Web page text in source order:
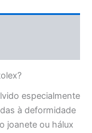
especialmente
à deformidade
joanete ou hálux